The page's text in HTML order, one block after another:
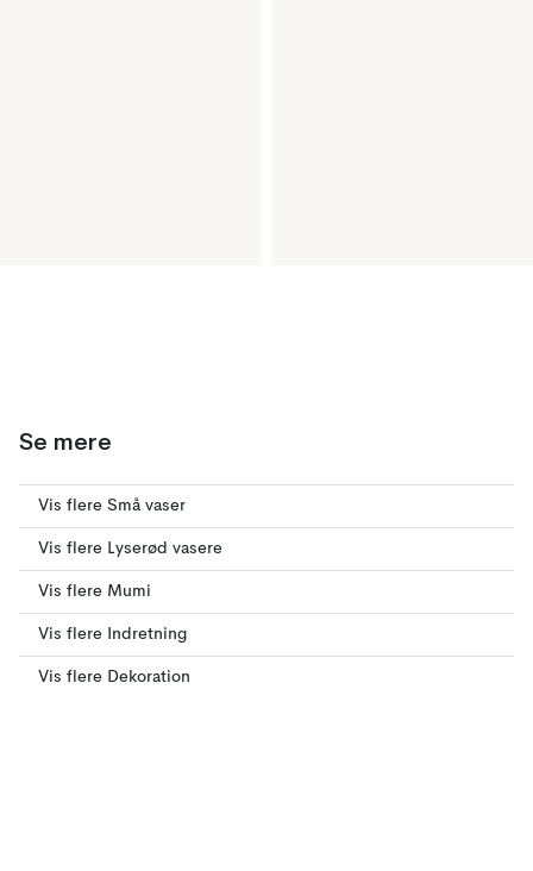
Se mere
Vis flere Små vaser
Vis flere Lyserød vasere
Vis flere Mumi
Vis flere Indretning
Vis flere Dekoration